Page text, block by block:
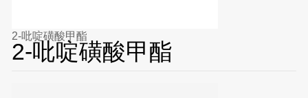
2-吡啶磺酸甲酯
2-吡啶磺酸甲酯